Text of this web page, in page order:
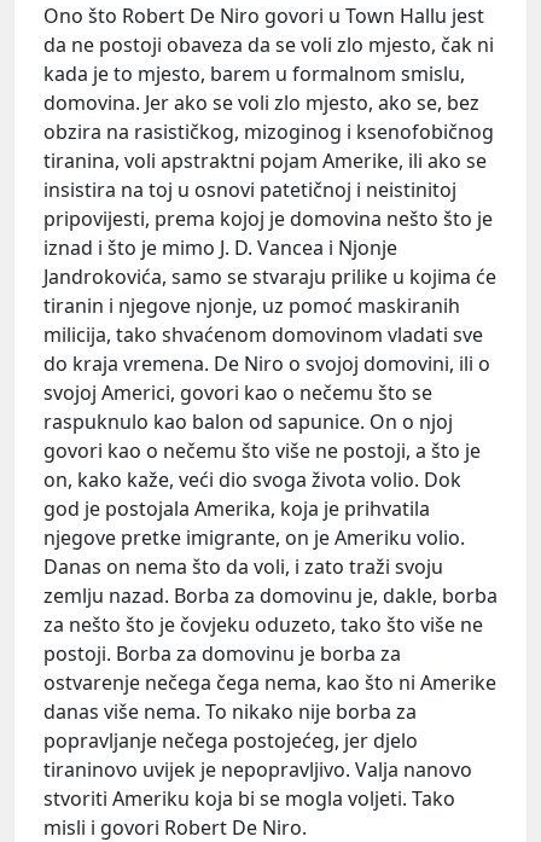
Ono što Robert De Niro govori u Town Hallu jest
da ne postoji obaveza da se voli zlo mjesto, čak ni
kada je to mjesto, barem u formalnom smislu,
domovina. Jer ako se voli zlo mjesto, ako se, bez
obzira na rasističkog, mizoginog i ksenofobičnog
tiranina, voli apstraktni pojam Amerike, ili ako se
insistira na toj u osnovi patetičnoj i neistinitoj
pripovijesti, prema kojoj je domovina nešto što je
iznad i što je mimo J. D. Vancea i Njonje
Jandrokovića, samo se stvaraju prilike u kojima će
tiranin i njegove njonje, uz pomoć maskiranih
milicija, tako shvaćenom domovinom vladati sve
do kraja vremena. De Niro o svojoj domovini, ili o
svojoj Americi, govori kao o nečemu što se
raspuknulo kao balon od sapunice. On o njoj
govori kao o nečemu što više ne postoji, a što je
on, kako kaže, veći dio svoga života volio. Dok
god je postojala Amerika, koja je prihvatila
njegove pretke imigrante, on je Ameriku volio.
Danas on nema što da voli, i zato traži svoju
zemlju nazad. Borba za domovinu je, dakle, borba
za nešto što je čovjeku oduzeto, tako što više ne
postoji. Borba za domovinu je borba za
ostvarenje nečega čega nema, kao što ni Amerike
danas više nema. To nikako nije borba za
popravljanje nečega postojećeg, jer djelo
tiraninovo uvijek je nepopravljivo. Valja nanovo
stvoriti Ameriku koja bi se mogla voljeti. Tako
misli i govori Robert De Niro.